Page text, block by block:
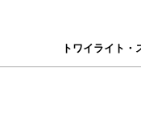
トワイライト